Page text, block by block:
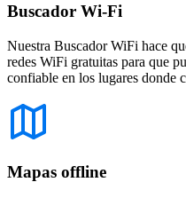
Buscador Wi-Fi
Nuestra Buscador WiFi hace
redes WiFi gratuitas para que
confiable en los lugares donde
Mapas offline